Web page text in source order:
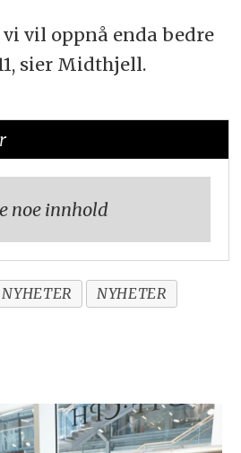
vil oppnå enda bedre
sier Midthjell.
noe innhold
NYHETER
NYHETER